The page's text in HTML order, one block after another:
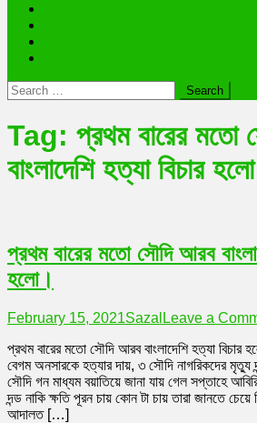
Search
for:
Tag: প্রথম বারের মতো
বাংলাদেশি হত্যা বিচার
প্রথম বারের মতো সৌদি আরব
হলো।
February 15, 2021Sazal Leave a
প্রথম বারের মতো সৌদি আরব বাংলাদেশি হত্যা বিচার
বেগম অনসারকে হত্যার দায়, ৩ সৌদি নাগরিকদের
সৌদি গন মাধ্যম বয়াতিয়ে জানা যায় গেল সপ্তাহে
দন্ড নাকি ক্ষতি পূরন চায় কোন টা চায় তারা জানতে
আদালত […]